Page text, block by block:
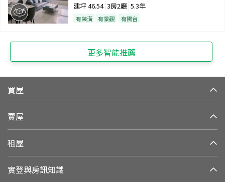
建坪46.54 3房2廳 5.3年
有裝潢 有景觀 有陽台
更多智能推薦
買屋
賣屋
租屋
實登與房訊知識